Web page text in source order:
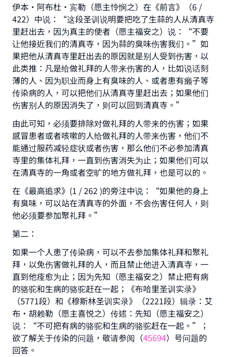
伊本·阿布杜·宾勒（愿主怜悯之）在《前言》（6 /
422）中说：“这段圣训说明要把吃了生蒜的人从清真寺
里赶出去，因为真主的使者（愿主福安之）说：“不要
让他接近我们的清真寺，因为蒜的臭味伤害我们。”如
果把他从清真寺里赶出去的原因就是别人受到伤害，以
此类推：凡是给做礼拜的人带来伤害的人，比如说话刻
薄的人、因为职业而身上有臭味的人、或者患有癞子等
传染病的人，可以把他们从清真寺里赶出去；如果他们
伤害别人的原因消失了，则可以回到清真寺。”
由此可知，必须要排除对做礼拜的人带来的伤害；如果
感冒患者或者咳嗽的人给做礼拜的人带来伤害，他们不
能通过服药减轻症状或者伤害，那么他们不必参加清真
寺里的集体礼拜，一直到伤害消失为止；如果他们可以
在清真寺的一角或者空旷的地方做礼拜，也是可以的。
在《最高追求》(1 / 262 )的旁注中说：“如果他的身上
有臭味，可以站在清真寺的外面，不会伤害任何人，则
他必须要参加聚礼拜。”
第二：
如果一个人患了传染病，可以不去参加集体礼拜和聚礼
拜，以免伤害做礼拜的人，而且禁止他进入清真寺，一
直到他痊愈为止；因为先知（愿主福安之）禁止把有病
的骆驼和生病的骆驼赶在一起；《布哈里圣训实录》
（5771段）和《穆斯林圣训实录》（2221段）辑录：艾
布·胡赖勒（愿主喜悦之）传述：先知（愿主福安之）
说：“不可把有病的骆驼和生病的骆驼赶在一起。”；
欲了解关于传染的问题，敬请参阅（45694）号问题的
回答。
Make an impact on millions of lives
with your contribution today
Your support is crucial for our mission.
The Prophet (ﷺ) said:
"A person who leads others to doing what is
good will earn the same reward as those who
do it."
(MUSLIM, 1893)